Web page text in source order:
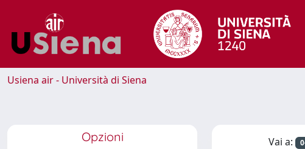
Usiena air - Università di Siena
Opzioni Vai a: